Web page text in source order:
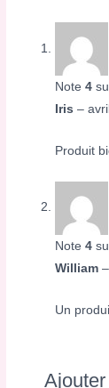
Note4
Iris–
Produit
Note4
William–
Un